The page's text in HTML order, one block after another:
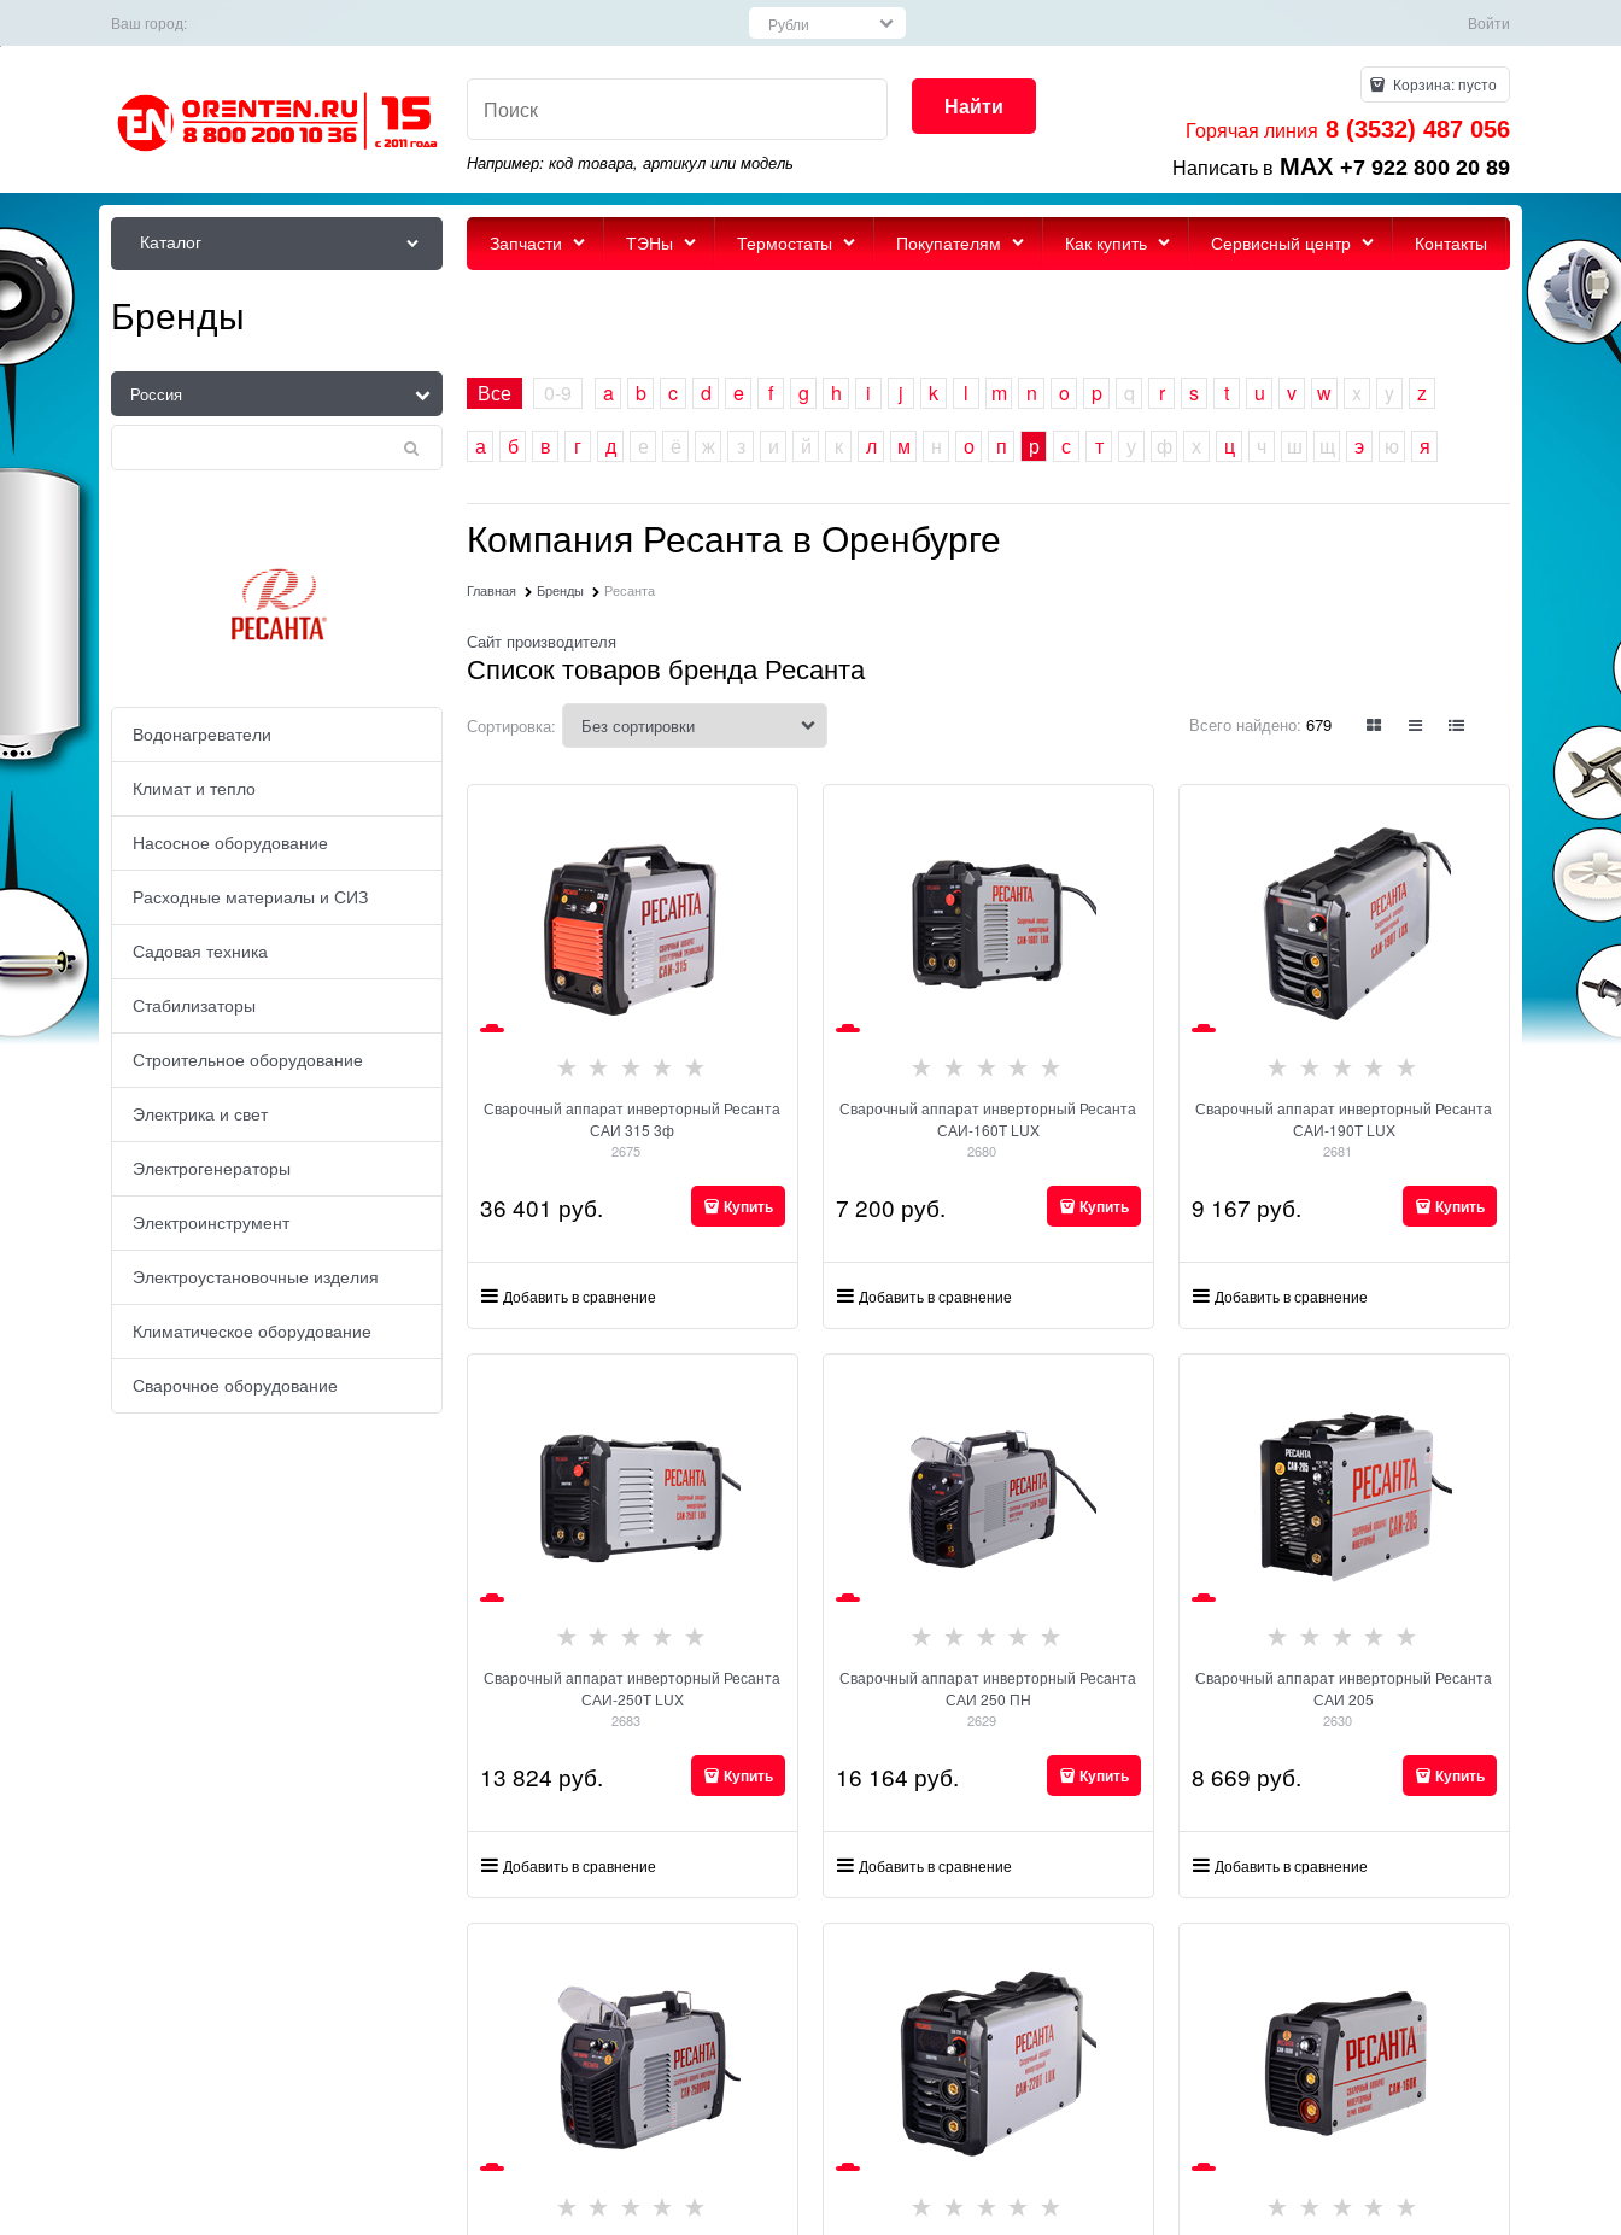
Ваш город: Войти
Найти
Например: код товара, артикул или модель
Корзина:пусто
Горячая линия 8 (3532) 487 056
Написать в MAX +7 922 800 20 89
Каталог Запчасти ТЭНы Термостаты Покупателям Как купить Сервисный центр Контакты
Бренды
Все 0-9 a b c d e f g h i j k l m n o p q r s t u v w x y
z
а
б в г д е ё ж з и й к л м н о п р с т у ф х ц ч ш щ э ю я
Водонагреватели
Климат и тепло
Насосное оборудование
Расходные материалы и СИЗ
Садовая техника
Стабилизаторы
Строительное оборудование
Электрика и свет
Электрогенераторы
Электроинструмент
Электроустановочные изделия
Климатическое оборудование
Сварочное оборудование
Компания Ресанта в Оренбурге
Главная Бренды Ресанта
Сайт производителя
Список товаров бренда Ресанта
Сортировка: Всего найдено: 679
Сварочный аппарат инверторный Ресанта
САИ 315 3ф
2675
36 401 руб. Купить
Добавить в сравнение
Сварочный аппарат инверторный Ресанта
САИ-160Т LUX
2680
7 200 руб. Купить
Добавить в сравнение
Сварочный аппарат инверторный Ресанта
САИ-190Т LUX
2681
9 167 руб. Купить
Добавить в сравнение
Сварочный аппарат инверторный Ресанта
САИ-250Т LUX
2683
13 824 руб. Купить
Добавить в сравнение
Сварочный аппарат инверторный Ресанта
САИ 250 ПН
2629
16 164 руб. Купить
Добавить в сравнение
Сварочный аппарат инверторный Ресанта
САИ 205
2630
8 669 руб. Купить
Добавить в сравнение